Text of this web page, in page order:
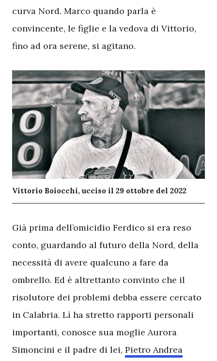
curva Nord. Marco quando parla è
convincente, le figlie e la vedova di Vittorio,
fino ad ora serene, si agitano.
Vittorio Boiocchi, ucciso il 29 ottobre del 2022
Già prima dell’omicidio Ferdico si era reso
conto, guardando al futuro della Nord, della
necessità di avere qualcuno a fare da
ombrello. Ed è altrettanto convinto che il
risolutore dei problemi debba essere cercato
in Calabria. Lì ha stretto rapporti personali
importanti, conosce sua moglie Aurora
Simoncini e il padre di lei, Pietro Andrea